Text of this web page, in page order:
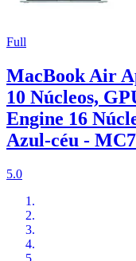
Full
MacBook Air
10 Núcleos,
Engine 16
Azul-céu -
5.0